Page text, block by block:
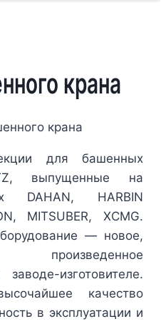
крана
крана
для башенных
выпущенные на
DAHAN, HARBIN
MITSUBER, XCMG.
— новое,
произведенное
изготовителе.
качество
в эксплуатации и